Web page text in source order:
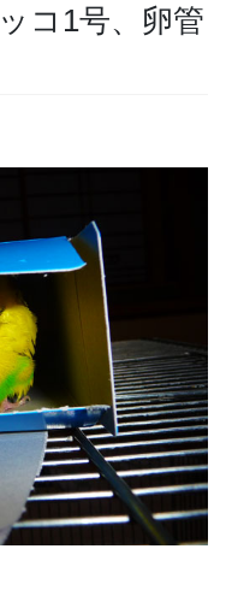
コ1号、卵管